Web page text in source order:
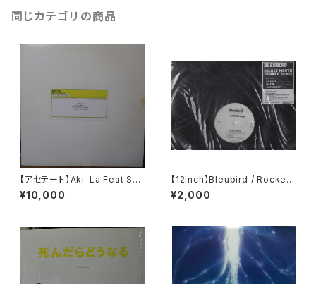
同じカテゴリの商品
【アセテート】Aki-La Feat Sno
op Dogg / Freak The Hous
e
¥10,000
【12inch】Bleubird / Rocket
Mouth
¥2,000